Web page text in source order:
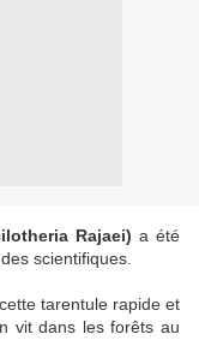
Rajaei) a été
scientifiques.
tarentule rapide et
vit dans les forêts au